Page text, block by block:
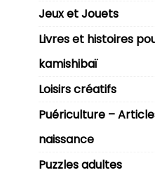
Jeux et Jouets
Livres et histoires
kamishibaï
Loisirs créatifs
Puériculture –
naissance
Puzzles adultes